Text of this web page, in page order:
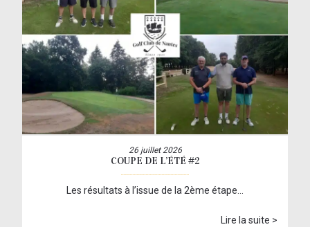
26 juillet 2026
COUPE DE L’ÉTÉ #2
Les résultats à l’issue de la 2ème étape…
Lire la suite >